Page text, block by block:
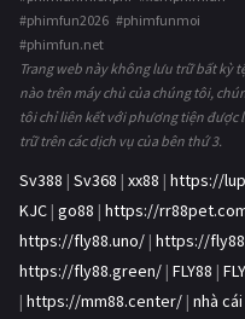
#phimfun2026 #phimfunmoi
#phimfun.net
Trang web này không lưu trữ bất kỳ
nào trên máy chủ của chúng tôi,
tôi chỉ liên kết với phương tiện được
trữ trên các dịch vụ của bên thứ 3.
Sv388 | Sv368 | xx88 | https://
KJC | go88 | https://
https://fly88.uno/ | https://
https://fly88.green/ | FLY88 |
| https://mm88.center/ | nhà